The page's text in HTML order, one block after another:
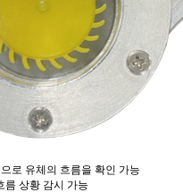
로 유체의 흐름을 확인 가능
름 상황 감시 가능